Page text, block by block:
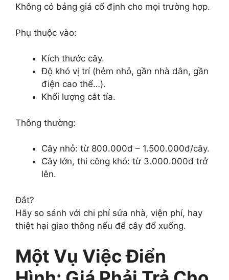
Không có bảng giá cố định cho mọi trường hợp.
Phụ thuộc vào:
Kích thước cây.
Độ khó vị trí (hẻm nhỏ, gần nhà dân, gần
điện cao thế…).
Khối lượng cắt tỉa.
Thông thường:
Cây nhỏ: từ 800.000đ – 1.500.000đ/cây.
Cây lớn, thi công khó: từ 3.000.000đ trở
lên.
Đắt?
Hãy so sánh với chi phí sửa nhà, viện phí, hay
thiệt hại giao thông nếu để cây đổ xuống.
Một Vụ Việc Điển